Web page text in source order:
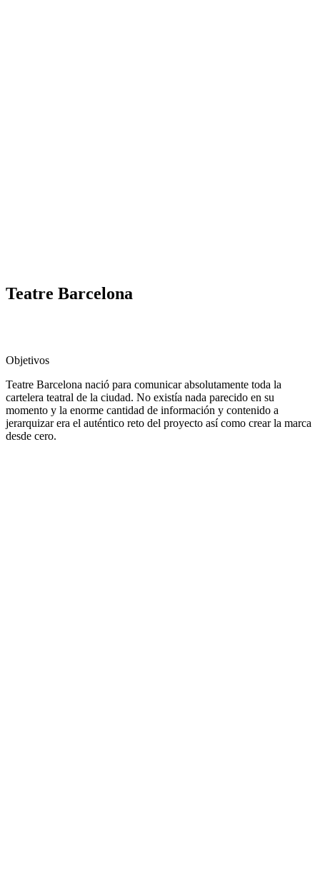
Teatre Barcelona
Objetivos
Teatre Barcelona nació para comunicar absolutamente toda la
cartelera teatral de la ciudad. No existía nada parecido en su
momento y la enorme cantidad de información y contenido a
jerarquizar era el auténtico reto del proyecto así como crear la marca
desde cero.